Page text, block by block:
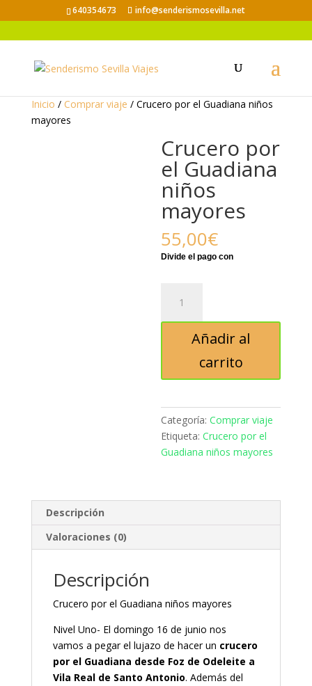
640354673 info@senderismosevilla.net
Inicio / Comprar viaje / Crucero por el Guadiana niños
mayores
Crucero por
el Guadiana
niños
mayores
55,00€
el
Guadiana
mayores
Añadir al
carrito
Categoría:Comprar viaje
Etiqueta:Crucero por el
Guadiana niños mayores
Descripción
Valoraciones (0)
Descripción
Crucero por el Guadiana niños mayores
Nivel Uno- El domingo 16 de junio nos
vamos a pegar el lujazo de hacer un crucero
por el Guadiana desde Foz de Odeleite a
Vila Real de Santo Antonio. Además del